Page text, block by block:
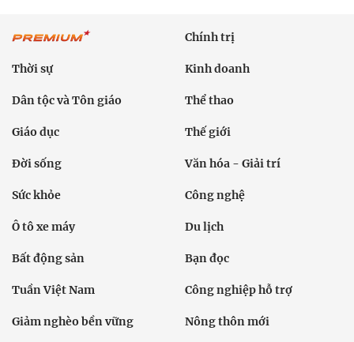
Chính trị
Thời sự Kinh doanh
Dân tộc và Tôn giáo Thể thao
Giáo dục Thế giới
Đời sống Văn hóa - Giải trí
Sức khỏe Công nghệ
Ô tô xe máy Du lịch
Bất động sản Bạn đọc
Tuần Việt Nam Công nghiệp hỗ trợ
Giảm nghèo bền vững Nông thôn mới